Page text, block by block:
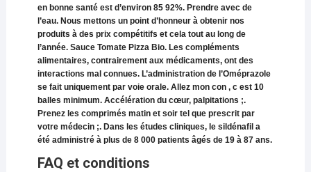
en bonne santé est d’environ 85 92%. Prendre avec de
l’eau. Nous mettons un point d’honneur à obtenir nos
produits à des prix compétitifs et cela tout au long de
l’année. Sauce Tomate Pizza Bio. Les compléments
alimentaires, contrairement aux médicaments, ont des
interactions mal connues. L’administration de l’Oméprazole
se fait uniquement par voie orale. Allez mon con , c est 10
balles minimum. Accélération du cœur, palpitations ;.
Prenez les comprimés matin et soir tel que prescrit par
votre médecin ;. Dans les études cliniques, le sildénafil a
été administré à plus de 8 000 patients âgés de 19 à 87 ans.
FAQ et conditions